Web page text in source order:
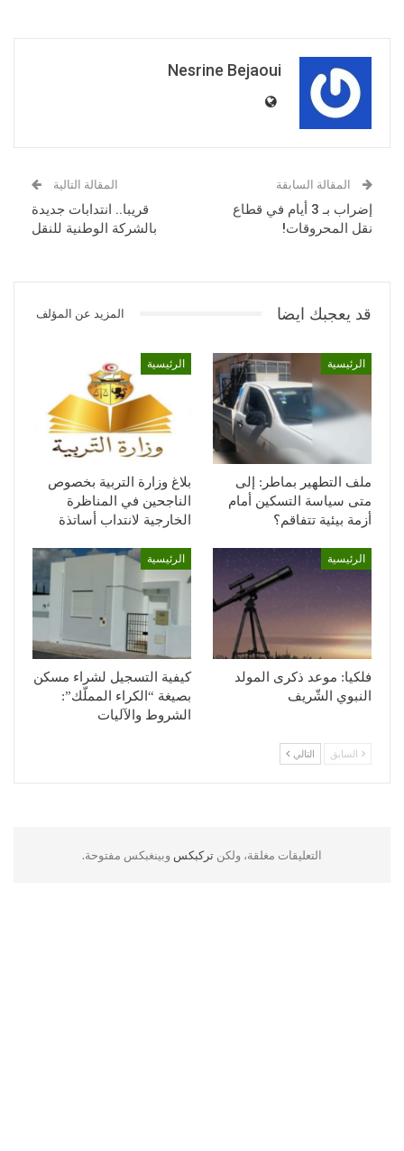
Nesrine Bejaoui
المقالة السابقة
إضراب بـ 3 أيام في قطاع
نقل المحروقات!
المقالة التالية
قريبا.. انتدابات جديدة
بالشركة الوطنية للنقل
قد يعجبك ايضا المزيد عن المؤلف
الرئيسية
ملف التطهير بماطر: إلى
متى سياسة التسكين أمام
أزمة بيئية تتفاقم؟
الرئيسية
بلاغ وزارة التربية بخصوص
الناجحين في المناظرة
الخارجية لانتداب أساتذة
الرئيسية
فلكيا: موعد ذكرى المولد
النبوي الشّريف
الرئيسية
كيفية التسجيل لشراء مسكن
بصيغة “الكراء المملّك”:
الشروط والآليات
السابق التالي
التعليقات مغلقة، ولكن تركبكس وبينغبكس مفتوحة.